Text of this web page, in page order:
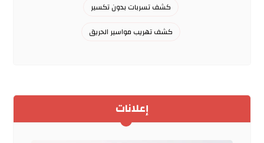
كشف تسربات بدون تكسير
كشف تهريب مواسير الحريق
إعلانات